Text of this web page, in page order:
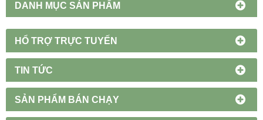
DANH MỤC SẢN PHẨM
HỔ TRỢ TRỰC TUYẾN
TIN TỨC
SẢN PHẨM BÁN CHẠY